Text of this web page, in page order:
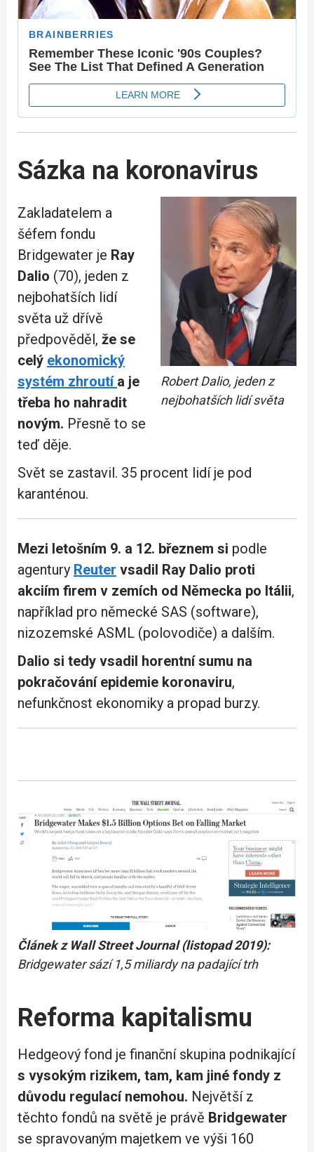
Sázka na koronavirus
Robert Dalio, jeden z
nejbohatších lidí světa
Zakladatelem a
šéfem fondu
Bridgewater je Ray
Dalio (70), jeden z
nejbohatších lidí
světa už dřívě
předpověděl, že se
celý ekonomický
systém zhroutí a je
třeba ho nahradit
novým. Přesně to se
teď děje.
Svět se zastavil. 35 procent lidí je pod
karanténou.
Mezi letošním 9. a 12. březnem si podle
agentury Reuter vsadil Ray Dalio proti
akciím firem v zemích od Německa po Itálii,
například pro německé SAS (software),
nizozemské ASML (polovodiče) a dalším.
Dalio si tedy vsadil horentní sumu na
pokračování epidemie koronaviru,
nefunkčnost ekonomiky a propad burzy.
Článek z Wall Street Journal (listopad 2019):
Bridgewater sází 1,5 miliardy na padající trh
Reforma kapitalismu
Hedgeový fond je finanční skupina podnikající
s vysokým rizikem, tam, kam jiné fondy z
důvodu regulací nemohou. Největší z
těchto fondů na světě je právě Bridgewater
se spravovaným majetkem ve výši 160